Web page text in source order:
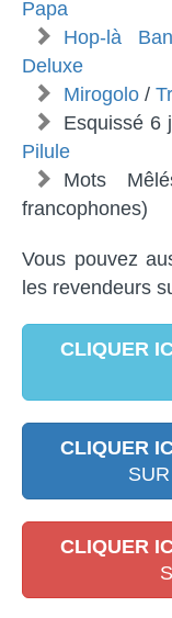
Papa
Hop-là
Deluxe
Mirogolo /
Esquissé 6
Pilule
Mots
francophones)
Vous pouvez
les revendeurs
CLIQUER
CLIQUER
CLIQUER